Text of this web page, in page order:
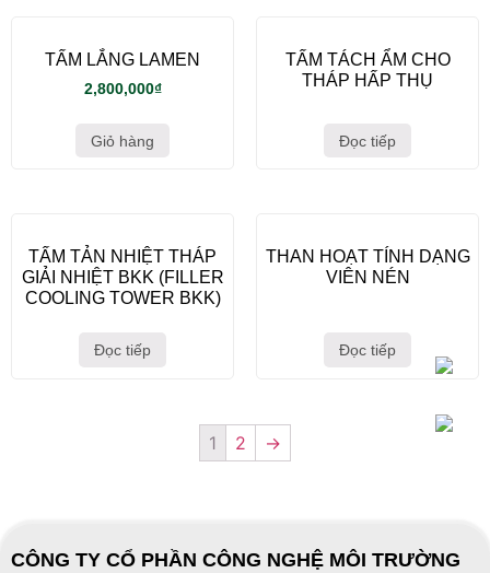
TẤM LẮNG LAMEN
2,800,000₫
Giỏ hàng
TẤM TÁCH ẨM CHO
THÁP HẤP THỤ
Đọc tiếp
TẤM TẢN NHIỆT THÁP
GIẢI NHIỆT BKK (FILLER
COOLING TOWER BKK)
Đọc tiếp
THAN HOẠT TÍNH DẠNG
VIÊN NÉN
Đọc tiếp
1 2 →
CÔNG TY CỔ PHẦN CÔNG NGHỆ MÔI TRƯỜNG